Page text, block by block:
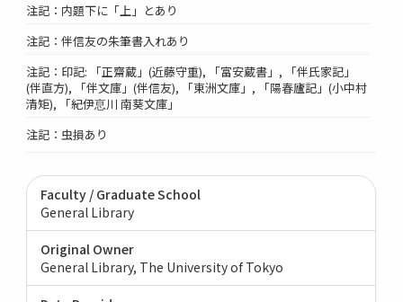
注記：内題下に「上」とあり
注記：伴信友の朱筆書入れあり
注記：印記: 「正齋蔵」(近藤守重), 「富安蔵書」, 「伴氏家記」
(伴直方), 「伴文庫」(伴信友), 「東洲文庫」, 「陽春廬記」(小中村
清矩), 「紀伊恴川 南葵文庫」
注記：虫損あり
Faculty / Graduate School
General Library
Original Owner
General Library, The University of Tokyo